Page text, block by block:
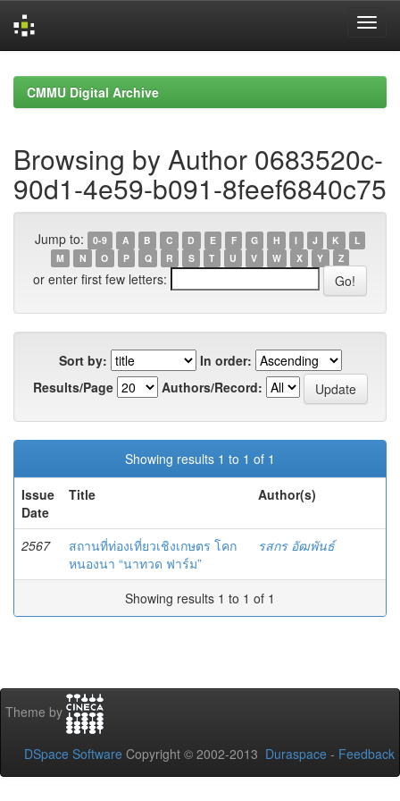
navigationCMMU Digital Archive
Browsing by Author 0683520c-
90d1-4e59-b091-8feef6840c75
Jump to: 0-9 A B C D E F G H I J K
L
M
N O P Q R S T U V W X Y Z
or enter first few letters:
Sort by:
In order:
Results/Page
Authors/Record:
Showing results 1 to 1 of 1
Issue
Date
Title Author(s)
2567
สถานที่ท่องเที่ยวเชิงเกษตร โคก
หนองนา “นาทวด ฟาร์ม”
รสกร อัฒพันธ์
Showing results 1 to 1 of 1
Theme by
DSpace Software Copyright © 2002-2013 Duraspace - Feedback